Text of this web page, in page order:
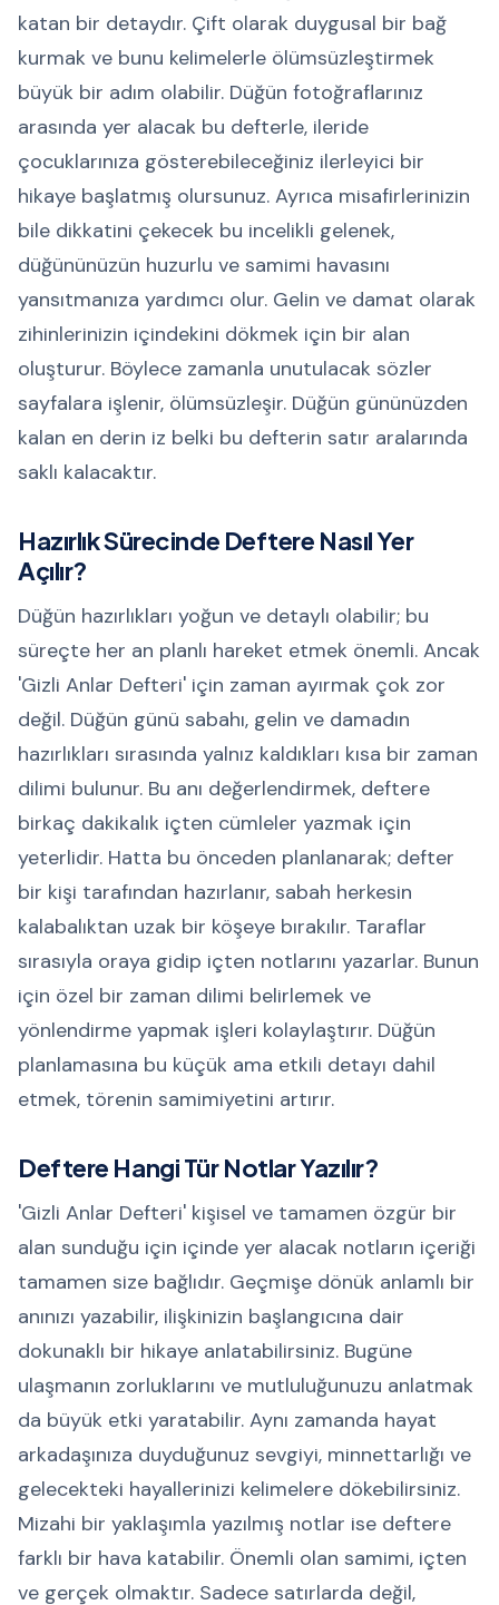
katan bir detaydır. Çift olarak duygusal bir bağ
kurmak ve bunu kelimelerle ölümsüzleştirmek
büyük bir adım olabilir. Düğün fotoğraflarınız
arasında yer alacak bu defterle, ileride
çocuklarınıza gösterebileceğiniz ilerleyici bir
hikaye başlatmış olursunuz. Ayrıca misafirlerinizin
bile dikkatini çekecek bu incelikli gelenek,
düğününüzün huzurlu ve samimi havasını
yansıtmanıza yardımcı olur. Gelin ve damat olarak
zihinlerinizin içindekini dökmek için bir alan
oluşturur. Böylece zamanla unutulacak sözler
sayfalara işlenir, ölümsüzleşir. Düğün gününüzden
kalan en derin iz belki bu defterin satır aralarında
saklı kalacaktır.
Hazırlık Sürecinde Deftere Nasıl Yer
Açılır?
Düğün hazırlıkları yoğun ve detaylı olabilir; bu
süreçte her an planlı hareket etmek önemli. Ancak
'Gizli Anlar Defteri' için zaman ayırmak çok zor
değil. Düğün günü sabahı, gelin ve damadın
hazırlıkları sırasında yalnız kaldıkları kısa bir zaman
dilimi bulunur. Bu anı değerlendirmek, deftere
birkaç dakikalık içten cümleler yazmak için
yeterlidir. Hatta bu önceden planlanarak; defter
bir kişi tarafından hazırlanır, sabah herkesin
kalabalıktan uzak bir köşeye bırakılır. Taraflar
sırasıyla oraya gidip içten notlarını yazarlar. Bunun
için özel bir zaman dilimi belirlemek ve
yönlendirme yapmak işleri kolaylaştırır. Düğün
planlamasına bu küçük ama etkili detayı dahil
etmek, törenin samimiyetini artırır.
Deftere Hangi Tür Notlar Yazılır?
'Gizli Anlar Defteri' kişisel ve tamamen özgür bir
alan sunduğu için içinde yer alacak notların içeriği
tamamen size bağlıdır. Geçmişe dönük anlamlı bir
anınızı yazabilir, ilişkinizin başlangıcına dair
dokunaklı bir hikaye anlatabilirsiniz. Bugüne
ulaşmanın zorluklarını ve mutluluğunuzu anlatmak
da büyük etki yaratabilir. Aynı zamanda hayat
arkadaşınıza duyduğunuz sevgiyi, minnettarlığı ve
gelecekteki hayallerinizi kelimelere dökebilirsiniz.
Mizahi bir yaklaşımla yazılmış notlar ise deftere
farklı bir hava katabilir. Önemli olan samimi, içten
ve gerçek olmaktır. Sadece satırlarda değil,